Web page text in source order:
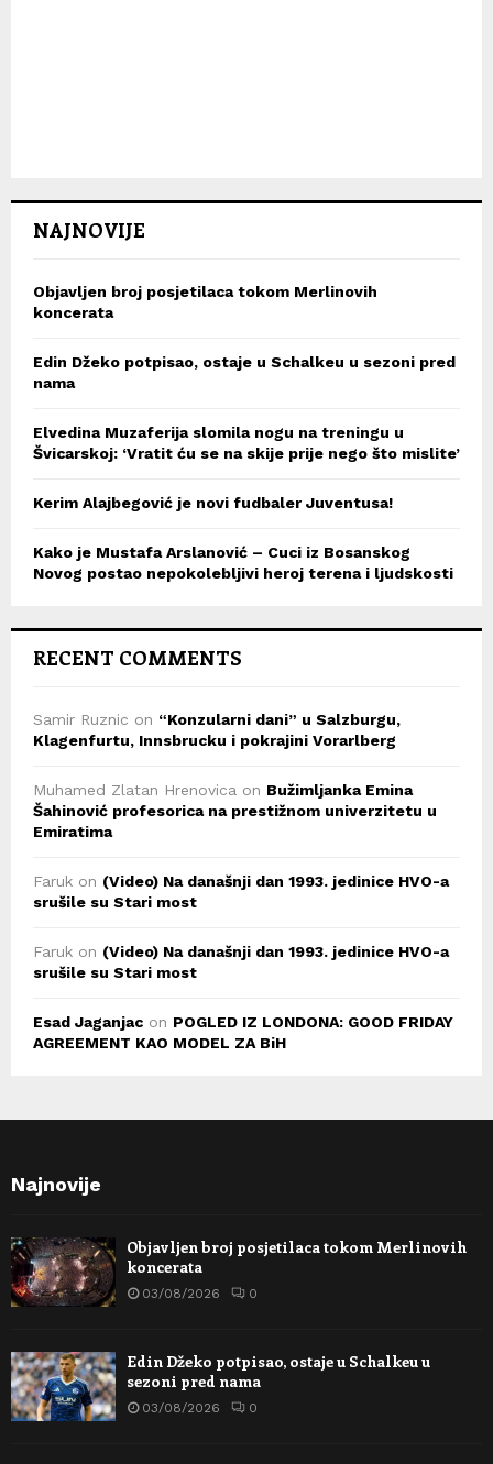
NAJNOVIJE
Objavljen broj posjetilaca tokom Merlinovih
koncerata
Edin Džeko potpisao, ostaje u Schalkeu u sezoni pred
nama
Elvedina Muzaferija slomila nogu na treningu u
Švicarskoj: ‘Vratit ću se na skije prije nego što mislite’
Kerim Alajbegović je novi fudbaler Juventusa!
Kako je Mustafa Arslanović – Cuci iz Bosanskog
Novog postao nepokolebljivi heroj terena i ljudskosti
RECENT COMMENTS
Samir Ruznic on “Konzularni dani” u Salzburgu,
Klagenfurtu, Innsbrucku i pokrajini Vorarlberg
Muhamed Zlatan Hrenovica on Bužimljanka Emina
Šahinović profesorica na prestižnom univerzitetu u
Emiratima
Faruk on (Video) Na današnji dan 1993. jedinice HVO-a
srušile su Stari most
Faruk on (Video) Na današnji dan 1993. jedinice HVO-a
srušile su Stari most
Esad Jaganjac on POGLED IZ LONDONA: GOOD FRIDAY
AGREEMENT KAO MODEL ZA BiH
Najnovije
Objavljen broj posjetilaca tokom Merlinovih
koncerata
03/08/2026 0
Edin Džeko potpisao, ostaje u Schalkeu u
sezoni pred nama
03/08/2026 0